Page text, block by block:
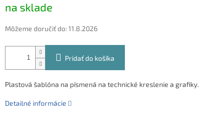
cena:
na sklade
Môžeme doručiť do:11.8.2026
Pridať do košíka
Plastová šablóna na písmená na technické kreslenie a grafiky.
Detailné informácie